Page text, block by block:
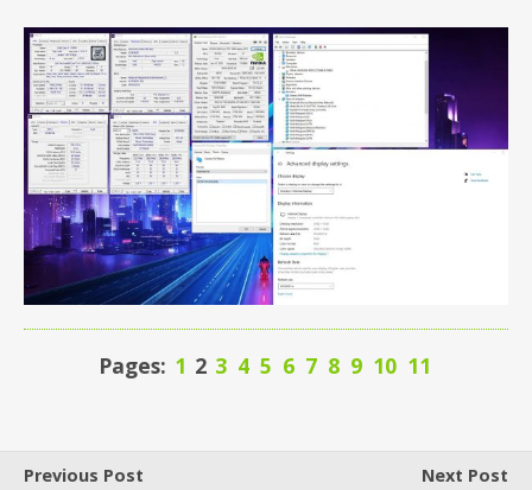
Pages: 1 2 3 4 5 6 7 8 9 10 11
Previous Post
Next Post